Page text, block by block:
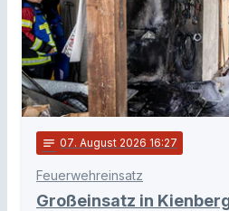
notes 07. August 2026 16:27
Feuerwehreinsatz
Großeinsatz in